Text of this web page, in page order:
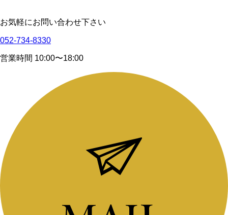
お気軽にお問い合わせ下さい
052-734-8330
営業時間 10:00〜18:00